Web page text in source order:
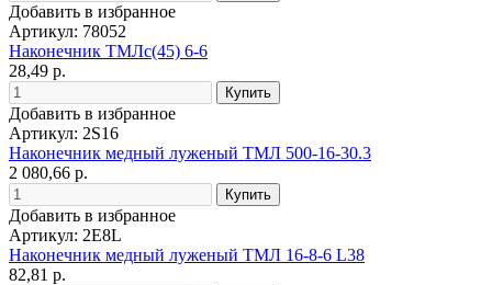
Добавить в избранное
Артикул: 78052
Наконечник ТМЛс(45) 6-6
28,49 р.
Добавить в избранное
Артикул: 2S16
Наконечник медный луженый ТМЛ 500-16-30.3
2 080,66 р.
Добавить в избранное
Артикул: 2E8L
Наконечник медный луженый ТМЛ 16-8-6 L38
82,81 р.